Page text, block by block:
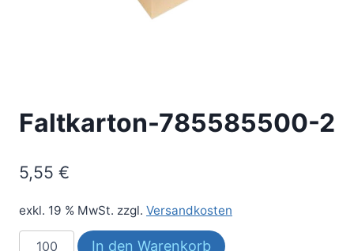
Faltkarton-785585500-2
5,55 €
exkl. 19 % MwSt. zzgl. Versandkosten
Faltkarton- In den Warenkorb